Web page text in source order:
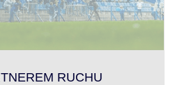
RUCHU